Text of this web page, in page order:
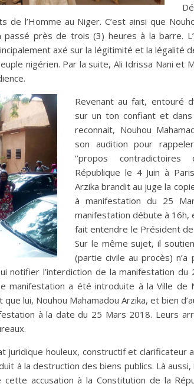
l’Homme au Niger. C’est ainsi que
près de trois (3) heures à la barre.
axé sur la légitimité et la légalité de
nigérien. Par la suite, Ali Idrissa Nani et
Revenant au fait, entouré
sur un ton confiant et dans
reconnait, Nouhou
son audition pour
‘’propos
République le 4 Juin à
Arzika brandit au juge la
à manifestation du 25
manifestation débute à 16h,
fait entendre le Président de
Sur le même sujet, il
(partie civile au procès)
notifier l’interdiction de la manifestation du
manifestation a été introduite à la Ville de
lui, Nouhou Mahamadou Arzika, et bien
à la date du 25 Mars 2018. Leurs
juridique houleux, constructif et clarificateur
à la destruction des biens publics. Là
accusation à la Constitution de la